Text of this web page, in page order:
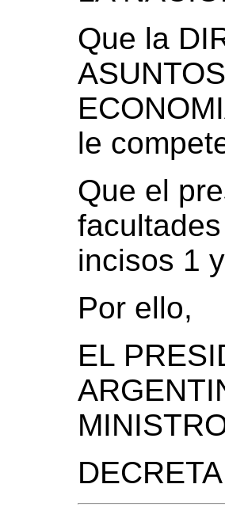
Que la
le
Que el
incisos 1
Por ello,
EL